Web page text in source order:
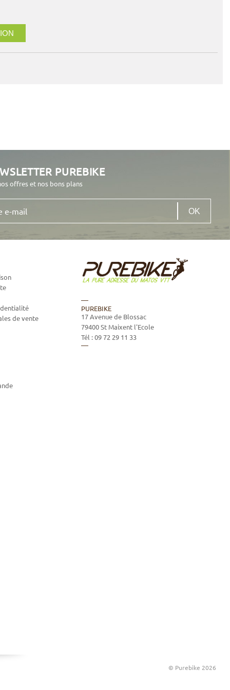
PUREBIKE
offres et nos bons plans
de vente
PUREBIKE
17 Avenue de Blossac
79400St Maixent l'Ecole
Tél :09 72 29 11 33
© Purebike 2026